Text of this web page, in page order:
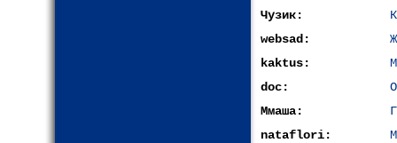
Чузик:
websad:
kaktus:
doc:
Ммаша:
nataflori: